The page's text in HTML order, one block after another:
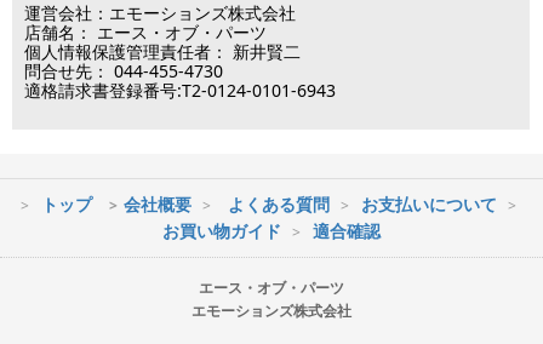
片面（通常） 大型(およそ37-65インチ)
片面（通常） 超大型(およそ55インチ以上)
両面(ダブル） 大型(およそ37-65インチ)
両面(ダブル） 超大型(およそ55インチ以上)
※最短到着をご希望の場合、時間指定不可の地域があります。
※配送業者の状況により荷物に遅延が生じる場合もございますので
営業時間：09:30～17:30
（電話対応休止時間：12:00～13:00）
土日祝日は出荷業務のみ行います。
土日祝日は電話・メールのお問い合わせ返信は
運営会社：エモーションズ株式会社
店舗名： エース・オブ・パーツ
個人情報保護管理責任者： 新井賢二
問合せ先： 044-455-4730
適格請求書登録番号:T2-0124-0101-6943
トップ 会社概要 よくある質問
お支払いについて
お買い物ガイド
適合確認
エース・オブ・パーツ
エモーションズ株式会社